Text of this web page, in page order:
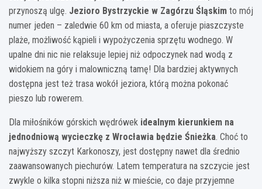
przynoszą ulgę. Jezioro Bystrzyckie w Zagórzu Śląskim to mój
numer jeden – zaledwie 60 km od miasta, a oferuje piaszczyste
plaże, możliwość kąpieli i wypożyczenia sprzętu wodnego. W
upalne dni nic nie relaksuje lepiej niż odpoczynek nad wodą z
widokiem na góry i malowniczną tamę! Dla bardziej aktywnych
dostępna jest też trasa wokół jeziora, którą można pokonać
pieszo lub rowerem.
Dla miłośników górskich wędrówek idealnym kierunkiem na
jednodniową wycieczkę z Wrocławia będzie Śnieżka. Choć to
najwyższy szczyt Karkonoszy, jest dostępny nawet dla średnio
zaawansowanych piechurów. Latem temperatura na szczycie jest
zwykle o kilka stopni niższa niż w mieście, co daje przyjemne